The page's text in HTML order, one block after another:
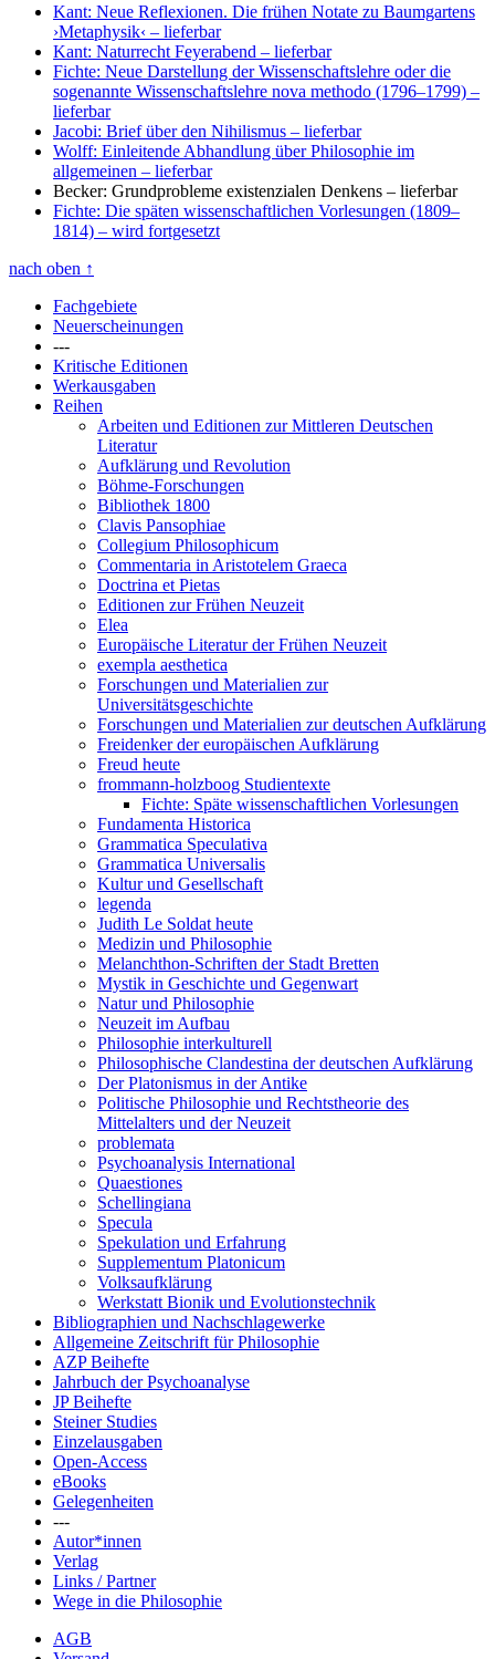
Kant: Neue Reflexionen. Die frühen Notate zu Baumgartens
›Metaphysik‹ – lieferbar
Kant: Naturrecht Feyerabend – lieferbar
Fichte: Neue Darstellung der Wissenschaftslehre oder die
sogenannte Wissenschaftslehre nova methodo (1796–1799) –
lieferbar
Jacobi: Brief über den Nihilismus – lieferbar
Wolff: Einleitende Abhandlung über Philosophie im
allgemeinen – lieferbar
Becker: Grundprobleme existenzialen Denkens – lieferbar
Fichte: Die späten wissenschaftlichen Vorlesungen (1809–
1814) – wird fortgesetzt
nach oben ↑
Fachgebiete
Neuerscheinungen
---
Kritische Editionen
Werkausgaben
Reihen
Arbeiten und Editionen zur Mittleren Deutschen
Literatur
Aufklärung und Revolution
Böhme-Forschungen
Bibliothek 1800
Clavis Pansophiae
Collegium Philosophicum
Commentaria in Aristotelem Graeca
Doctrina et Pietas
Editionen zur Frühen Neuzeit
Elea
Europäische Literatur der Frühen Neuzeit
exempla aesthetica
Forschungen und Materialien zur
Universitätsgeschichte
Forschungen und Materialien zur deutschen Aufklärung
Freidenker der europäischen Aufklärung
Freud heute
frommann-holzboog Studientexte
Fichte: Späte wissenschaftlichen Vorlesungen
Fundamenta Historica
Grammatica Speculativa
Grammatica Universalis
Kultur und Gesellschaft
legenda
Judith Le Soldat heute
Medizin und Philosophie
Melanchthon-Schriften der Stadt Bretten
Mystik in Geschichte und Gegenwart
Natur und Philosophie
Neuzeit im Aufbau
Philosophie interkulturell
Philosophische Clandestina der deutschen Aufklärung
Der Platonismus in der Antike
Politische Philosophie und Rechtstheorie des
Mittelalters und der Neuzeit
problemata
Psychoanalysis International
Quaestiones
Schellingiana
Specula
Spekulation und Erfahrung
Supplementum Platonicum
Volksaufklärung
Werkstatt Bionik und Evolutionstechnik
Bibliographien und Nachschlagewerke
Allgemeine Zeitschrift für Philosophie
AZP Beihefte
Jahrbuch der Psychoanalyse
JP Beihefte
Steiner Studies
Einzelausgaben
Open-Access
eBooks
Gelegenheiten
---
Autor*innen
Verlag
Links / Partner
Wege in die Philosophie
AGB